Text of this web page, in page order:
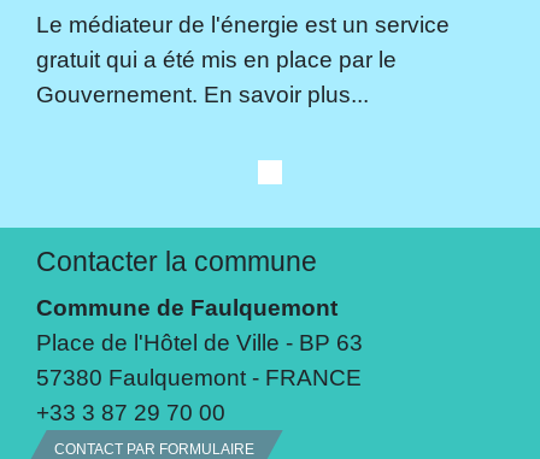
Le médiateur de l'énergie est un service
gratuit qui a été mis en place par le
Gouvernement. En savoir plus...
Contacter la commune
Commune de Faulquemont
Place de l'Hôtel de Ville - BP 63
57380 Faulquemont - FRANCE
+33 3 87 29 70 00
CONTACT PAR FORMULAIRE